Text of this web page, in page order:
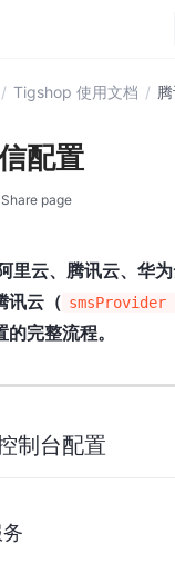
/ Tigshop 使用文档 /
配置
Share page
里云、腾讯云、华
讯云（ smsProvider
完整流程。
制台配置